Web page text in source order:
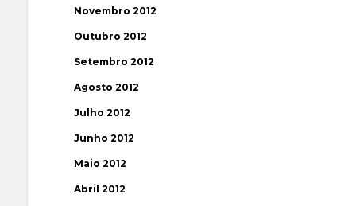
Novembro 2012
Outubro 2012
Setembro 2012
Agosto 2012
Julho 2012
Junho 2012
Maio 2012
Abril 2012